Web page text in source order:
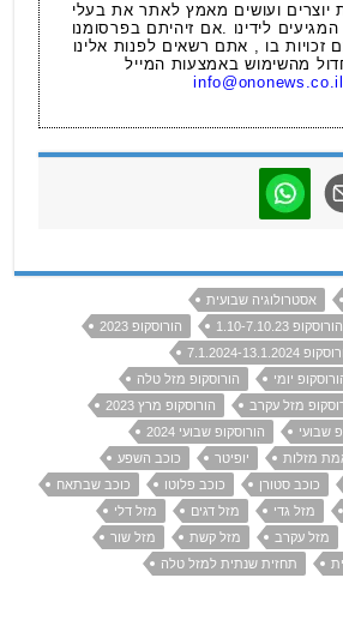
יוצרים ועושים מאמץ לאתר את בעלי
המגיעים לידינו .אם זיהיתם בפרסומנו
זכויות בו , אתם רשאים לפנות אלינו
מהשימוש באמצעות המייל
info@ononews.co.il
אסטרולוגיה שבועית
הורוסקופ 1.10-7.10.23
הורוסקופ 2023
7.1.2024-13.1.2024
יומי
הורוסקופ מזל טלה
מזל עקרב
הורוסקופ מרץ 2023
שבועי
הורוסקופ שבועי 2024
מזלות יופיטר
כוכב השפע
כוכב סטורן כוכב פלוטו
כוכב שבתאח
מזל גדי מזל דגים
מזל דלי
מזל עקרב מזל קשת
מזל שור
תחזית שנתית למזל טלה